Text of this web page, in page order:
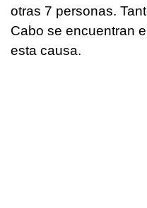
otras 7 personas.
Cabo se encuentran
esta causa.